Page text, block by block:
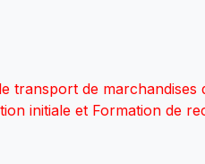
transport de marchandises
initiale et Formation de